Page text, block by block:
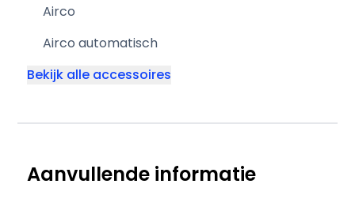
Airco
Airco automatisch
Bekijk alle accessoires
Aanvullende informatie